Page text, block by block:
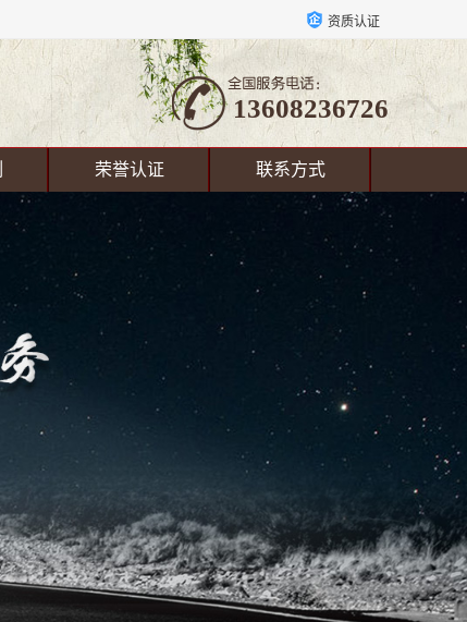
资质认证
13608236726
荣誉认证 联系方式